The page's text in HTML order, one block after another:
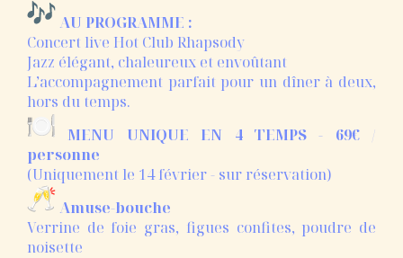
AU PROGRAMME :
Concert live Hot Club Rhapsody
Jazz élégant, chaleureux et envoûtant
L’accompagnement parfait pour un dîner à deux,
hors du temps.
MENU UNIQUE EN 4 TEMPS - 69€ /
personne
(Uniquement le 14 février - sur réservation)
Amuse-bouche
Verrine de foie gras, figues confites, poudre de
noisette